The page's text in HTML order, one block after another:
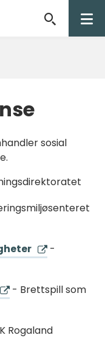
sosial
-
- Brettspill som
Rogaland